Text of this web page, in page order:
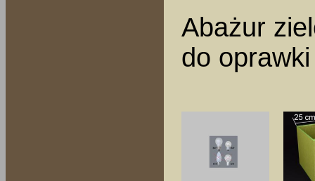
Abażur
do oprawki